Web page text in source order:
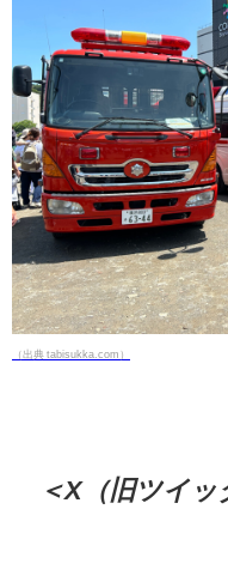
（出典 tabisukka.com）
＜X（旧ツイッ